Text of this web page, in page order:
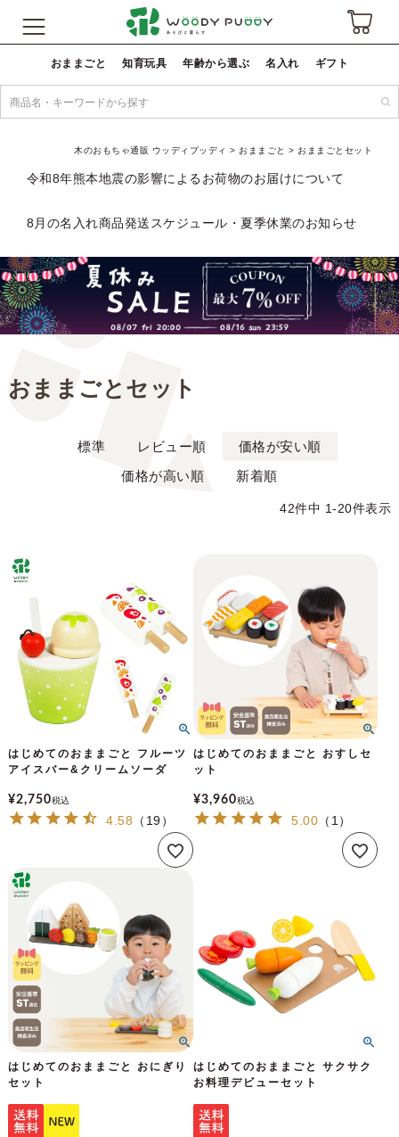
おままごと 知育玩具 年齢から選ぶ 名入れ ギフト
木のおもちゃ通販 ウッディプッディ おままごと おままごとセット
令和8年熊本地震の影響によるお荷物のお届けについて
8月の名入れ商品発送スケジュール・夏季休業のお知らせ
おままごとセット
標準 レビュー順
価格が安い順
価格が高い順
新着順
42件中 1-20件表示
はじめてのおままごと フルーツ
アイスバー&クリームソーダ
¥2,750税込
4.58 （ 19）
はじめてのおままごと おすしセ
ット
¥3,960税込
5.00 （ 1 ）
はじめてのおままごと おにぎり
セット
はじめてのおままごと サクサク
お料理デビューセット